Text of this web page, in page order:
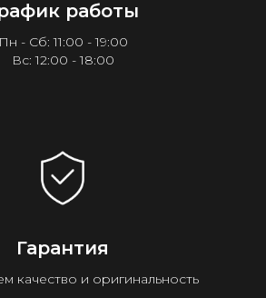
работы
Пн - Сб: 11:00 - 19:00
Вс: 12:00 - 18:00
Гарантия
качество и оригинальность